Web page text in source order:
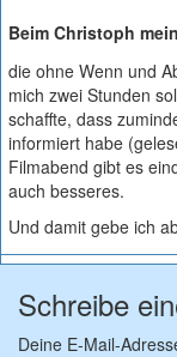
Beim Christoph
die ohne Wenn und
mich zwei Stunden
schaffte, dass
informiert habe
Filmabend gibt es
auch besseres.
Und damit gebe ich
Schreibe
Deine E-Mail-